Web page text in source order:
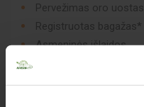
Pervežimas oro
Registruotas bagažas*
Asmeninės išlaidos